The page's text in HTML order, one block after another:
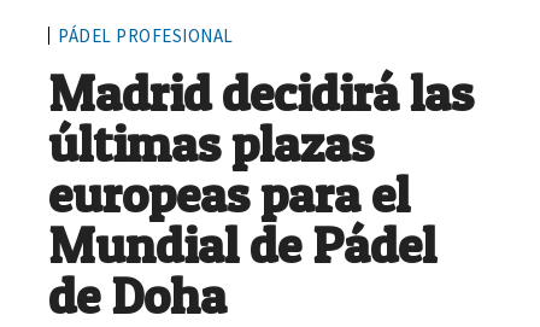
PÁDEL PROFESIONAL
Madrid decidirá las
últimas plazas
europeas para el
Mundial de Pádel
de Doha